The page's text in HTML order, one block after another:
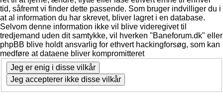
tid, såfremt vi finder dette passende. Som bruger indvilliger du i
at al information du har skrevet, bliver lagret i en database.
Selvom denne information ikke vil blive videregivet til
tredjemand uden dit samtykke, vil hverken "Baneforum.dk" eller
phpBB blive holdt ansvarlig for ethvert hackingforsøg, som kan
medføre at dataene bliver kompromitteret